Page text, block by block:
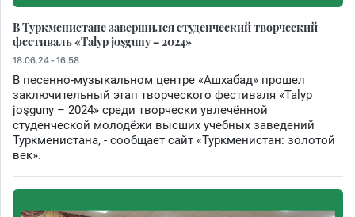
В Туркменистане завершился студенческий творческий
фестиваль «Talyp joşguny – 2024»
18.06.24 - 16:58
В песенно-музыкальном центре «Ашхабад» прошел
заключительный этап творческого фестиваля «Talyp
joşguny – 2024» среди творчески увлечённой
студенческой молодёжи высших учебных заведений
Туркменистана, - сообщает сайт «Туркменистан: золотой
век».